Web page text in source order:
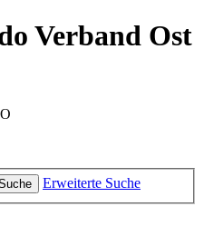
Verband Ost
Erweiterte Suche